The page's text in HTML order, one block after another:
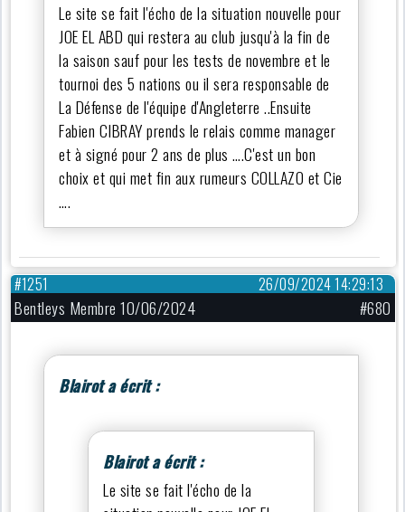
Le site se fait l'écho de la situation nouvelle pour
JOE EL ABD qui restera au club jusqu'à la fin de
la saison sauf pour les tests de novembre et le
tournoi des 5 nations ou il sera responsable de
La Défense de l'équipe d'Angleterre ..Ensuite
Fabien CIBRAY prends le relais comme manager
et à signé pour 2 ans de plus ….C'est un bon
choix et qui met fin aux rumeurs COLLAZO et Cie
….
26/09/2024 14:29:13
#1251
Bentleys Membre 10/06/2024 #680
Blairot a écrit :
Blairot a écrit :
Le site se fait l'écho de la